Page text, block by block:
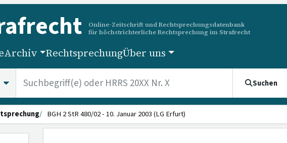
Online-Zeitschrift und Rechtsprechungsdatenbank
für höchstrichterliche Rechtsprechung im Strafrecht
Archiv RechtsprechungÜber uns
Suchen
BGH 2 StR 480/02 - 10. Januar 2003 (LG Erfurt)